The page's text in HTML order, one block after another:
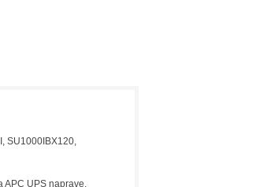
SU1000IBX120,
APC UPS naprave.